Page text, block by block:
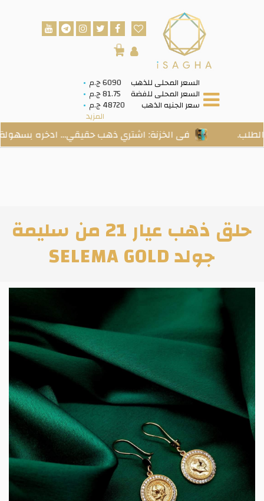
السعر المحلى للذهب 6090 ج.م
السعر المحلى للفضة 81.75 ج.م
سعر الجنيه الذهب 48720 ج.م
المزيد
0
فى الخزنة: اشتري ذهب حقيقي… ادخره بسهولة…
حلق ذهب عيار 21 من سليمة
جولد SELEMA GOLD